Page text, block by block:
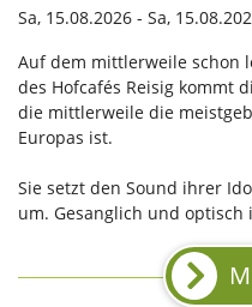
Sa, 15.08.2026 - Sa,
Auf dem mittlerweile schon
des Hofcafés Reisig kommt
die mittlerweile die
Europas ist.
Sie setzt den Sound ihrer
um. Gesanglich und optisch